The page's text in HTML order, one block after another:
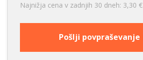
Najnižja cena v zadnjih 30 dneh: 3,30 €
Pošlji povpraševanje